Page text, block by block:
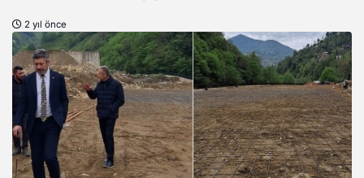
2 yıl önce